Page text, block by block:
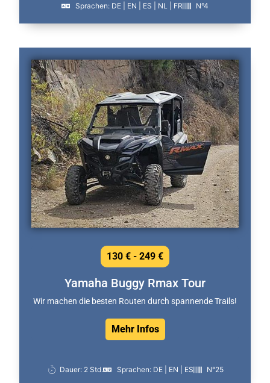
Sprachen: DE | EN | ES | NL | FR
N°4
Yamaha Buggy Rmax Tour
Wir machen die besten Routen durch spannende Trails!
Mehr Infos
130 € - 249 €
Dauer: 2 Std. Sprachen: DE | EN | ES N°25